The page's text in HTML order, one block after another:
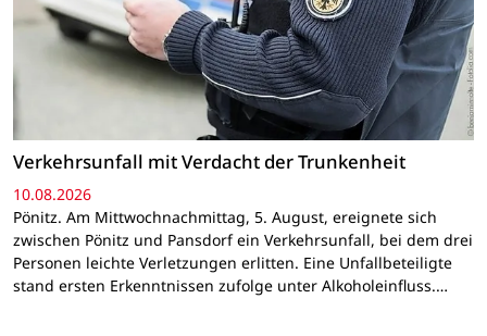
Verkehrsunfall mit Verdacht der Trunkenheit
10.08.2026
Pönitz. Am Mittwochnachmittag, 5. August, ereignete sich
zwischen Pönitz und Pansdorf ein Verkehrsunfall, bei dem drei
Personen leichte Verletzungen erlitten. Eine Unfallbeteiligte
stand ersten Erkenntnissen zufolge unter Alkoholeinfluss.…